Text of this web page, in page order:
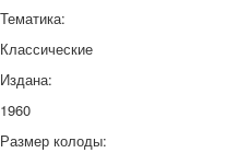
Тематика:
Классические
Издана:
1960
Размер колоды: